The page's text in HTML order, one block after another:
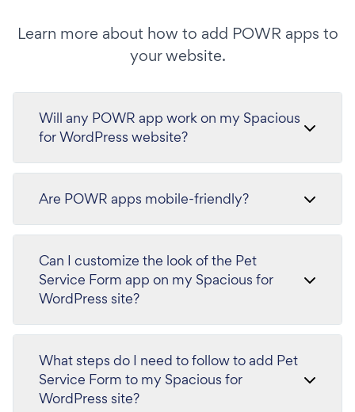
Learn more about how to add POWR apps to
your website.
Will any POWR app work on my Spacious
for WordPress website?
Are POWR apps mobile-friendly?
Can I customize the look of the Pet
Service Form app on my Spacious for
WordPress site?
What steps do I need to follow to add Pet
Service Form to my Spacious for
WordPress site?